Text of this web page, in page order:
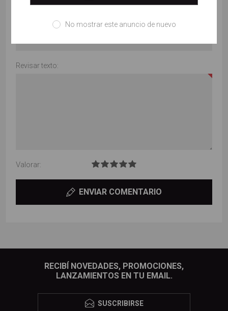
Título de la revisión:
Revisar texto:
Valorar:
ENVIAR COMENTARIO
RECIBÍ NOVEDADES, PROMOCIONES,
LANZAMIENTOS EN TU EMAIL.
SUSCRIBIRSE
No mostrar este anuncio de nuevo